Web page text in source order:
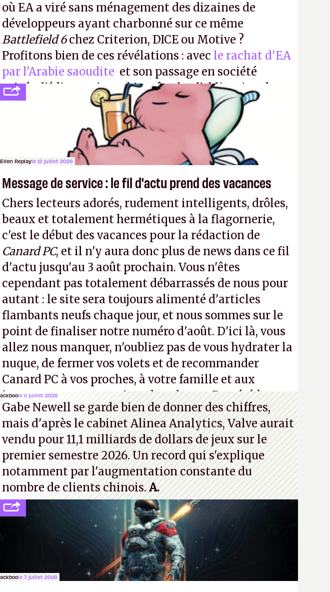
où EA a viré sans ménagement des dizaines de
développeurs ayant charbonné sur ce même
Battlefield 6chez Criterion, DICE ou Motive ?
Profitons bien de ces révélations : avec le rachat d'EA
par l'Arabie saoudite et son passage en société
privée, l'éditeur n'aura bientôt plus l'obligation de
publier ses bilans. Encore une victoire pour la
Ellen Replayle 12 juillet 2026
Message de service : le fil d'actu prend des vacances
Chers lecteurs adorés, rudement intelligents, drôles,
beaux et totalement hermétiques à la flagornerie,
c'est le début des vacances pour la rédaction de
Canard PC, et il n'y aura donc plus de news dans ce fil
d'actu jusqu'au 3 août prochain. Vous n'êtes
cependant pas totalement débarrassés de nous pour
autant : le site sera toujours alimenté d'articles
flambants neufs chaque jour, et nous sommes sur le
point de finaliser notre numéro d'août. D'ici là, vous
allez nous manquer, n'oubliez pas de vous hydrater la
nuque, de fermer vos volets et de recommander
Canard PC à vos proches, à votre famille et aux
inconnus que vous croisez dans la rue. Bon été à tous
! –ER.
ackboole 11 juillet 2026
Gabe Newell se garde bien de donner des chiffres,
mais d'après le cabinet Alinea Analytics, Valve aurait
vendu pour 11,1 milliards de dollars de jeux sur le
premier semestre 2026. Un record qui s'explique
notamment par l'augmentation constante du
nombre de clients chinois.A.
ackboole 7 juillet 2026